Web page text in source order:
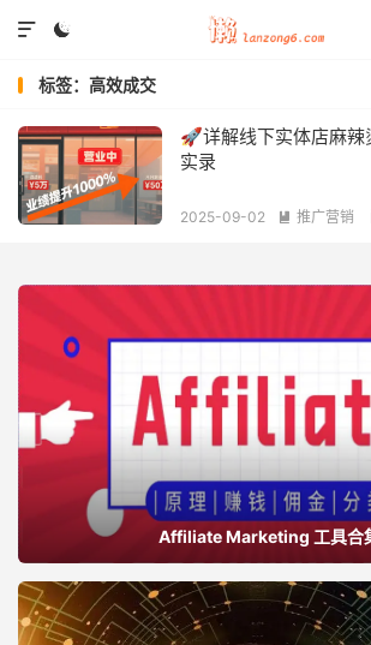


标签：高效成交
🚀详解线下实体店麻辣
实录
2025-09-02  推广营销
Affiliate Marketing 工具合